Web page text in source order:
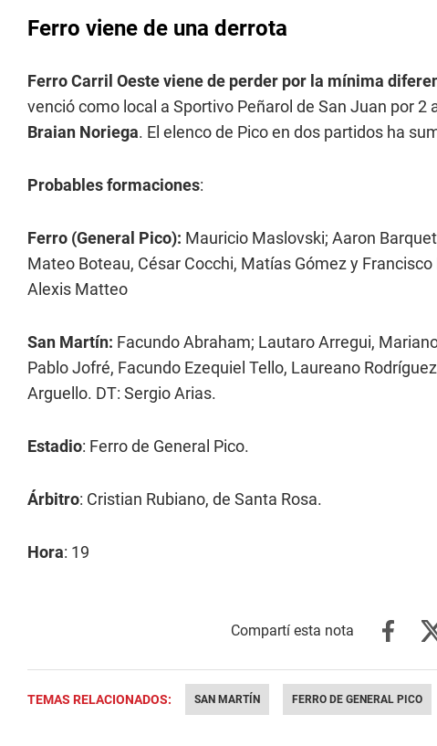
Ferro viene de una derrota
Ferro Carril Oeste viene de perder por la mínima
venció como local a Sportivo Peñarol de San Juan por 2
Braian Noriega. El elenco de Pico en dos partidos ha
Probables formaciones:
Ferro (General Pico): Mauricio Maslovski; Aaron
Mateo Boteau, César Cocchi, Matías Gómez y
Alexis Matteo
San Martín: Facundo Abraham; Lautaro Arregui,
Pablo Jofré, Facundo Ezequiel Tello, Laureano
Arguello. DT: Sergio Arias.
Estadio: Ferro de General Pico.
Árbitro: Cristian Rubiano, de Santa Rosa.
Hora: 19
TEMAS RELACIONADOS: SAN MARTÍN FERRO DE GENERAL PICO